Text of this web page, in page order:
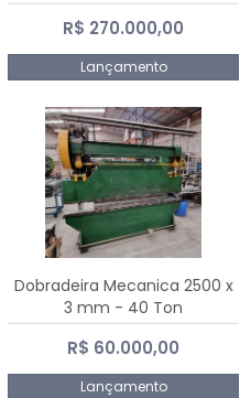
R$ 270.000,00
Lançamento
Dobradeira Mecanica 2500 x
3 mm - 40 Ton
R$ 60.000,00
Lançamento